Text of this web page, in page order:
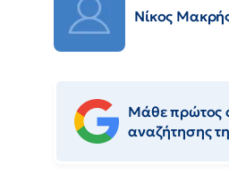
Νίκος
Μάθε πρώτος
αναζήτησης